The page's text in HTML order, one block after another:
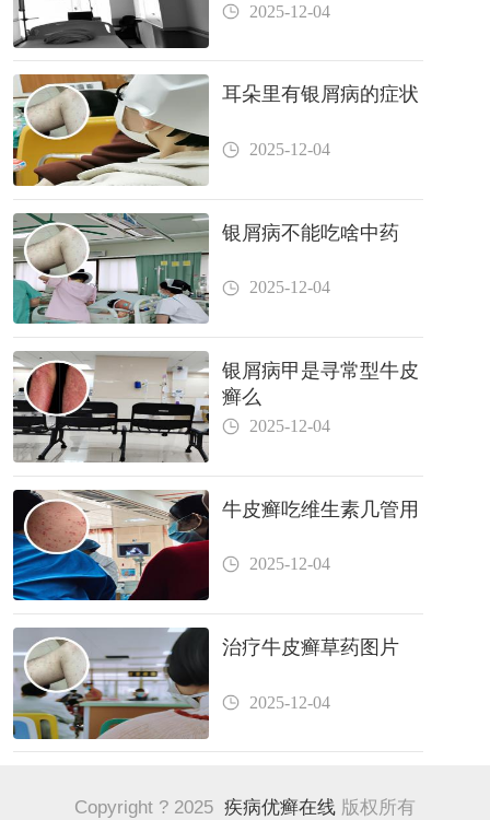
2025-12-04
耳朵里有银屑病的症状
2025-12-04
银屑病不能吃啥中药
2025-12-04
银屑病甲是寻常型牛皮
癣么
2025-12-04
牛皮癣吃维生素几管用
2025-12-04
治疗牛皮癣草药图片
2025-12-04
Copyright ? 2025 疾病优癣在线 版权所有